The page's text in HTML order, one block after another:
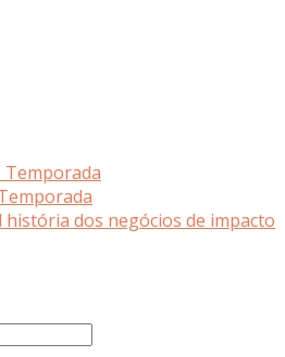
Temporada
história dos negócios de impacto